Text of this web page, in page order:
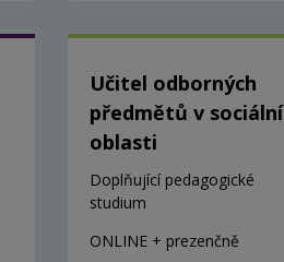
Učitel odborných
předmětů v sociální
oblasti
Doplňující pedagogické
studium
ONLINE + prezenčně